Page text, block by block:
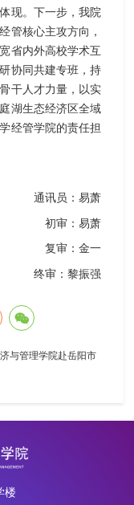
现。下一步，我院
管核心主攻方向，
省内外高校学术互
协同共建专班，持
干人才力量，以实
湖生态经济区全域
经管学院的责任担
通讯员：易萧
初审：易萧
复审：金一
终审：黎振强
与管理学院赴岳阳市
楼